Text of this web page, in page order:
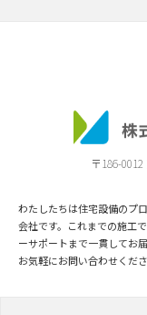
〒186-
わたしたちは住宅設備のプ
会社です。これまでの施工
ーサポートまで一貫してお
お気軽にお問い合わせくださ